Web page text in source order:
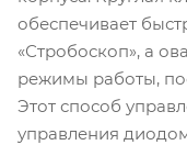
обеспечивает
«Стробоскоп», а
режимы работы,
Этот способ
управления